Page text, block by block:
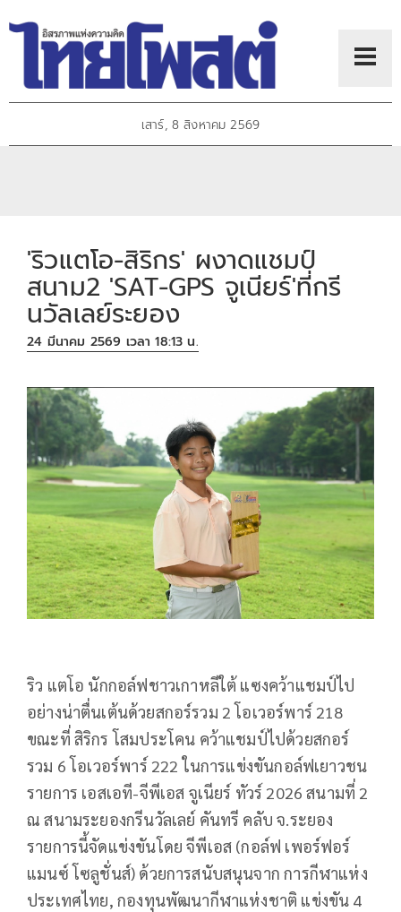
เสาร์, 8 สิงหาคม 2569
'ริวแตโอ-สิริกร' ผงาดแชมป์
สนาม2 'SAT-GPS จูเนียร์'ที่กรี
นวัลเลย์ระยอง
24 มีนาคม 2569 เวลา 18:13 น.
ริว แตโอ นักกอล์ฟชาวเกาหลีใต้ แซงคว้าแชมป์ไป
อย่างน่าตื่นเต้นด้วยสกอร์รวม 2 โอเวอร์พาร์ 218
ขณะที่ สิริกร โสมประโคน คว้าแชมป์ไปด้วยสกอร์
รวม 6 โอเวอร์พาร์ 222 ในการแข่งขันกอล์ฟเยาวชน
รายการ เอสเอที-จีพีเอส จูเนียร์ ทัวร์ 2026 สนามที่ 2
ณ สนามระยองกรีนวัลเลย์ คันทรี คลับ จ.ระยอง
รายการนี้จัดแข่งขันโดย จีพีเอส (กอล์ฟ เพอร์ฟอร์
แมนซ์ โซลูชั่นส์) ด้วยการสนับสนุนจาก การกีฬาแห่ง
ประเทศไทย, กองทุนพัฒนากีฬาแห่งชาติ แข่งขัน 4